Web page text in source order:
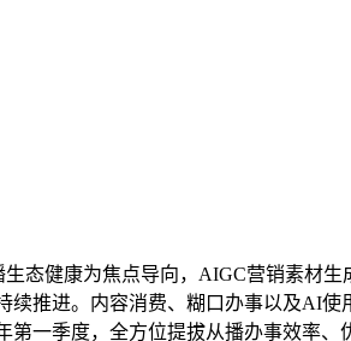
健康为焦点导向，AIGC营销素材生
推进。内容消费、糊口办事以及AI
一季度，全方位提拔从播办事效率、